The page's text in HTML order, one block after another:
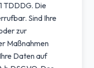
TDDDG. Die
Sind Ihre
zur
Maßnahmen
Daten auf